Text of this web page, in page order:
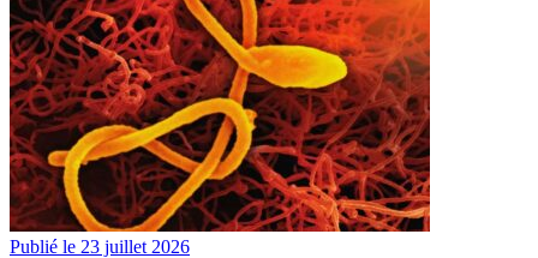
Publié le 23 juillet 2026